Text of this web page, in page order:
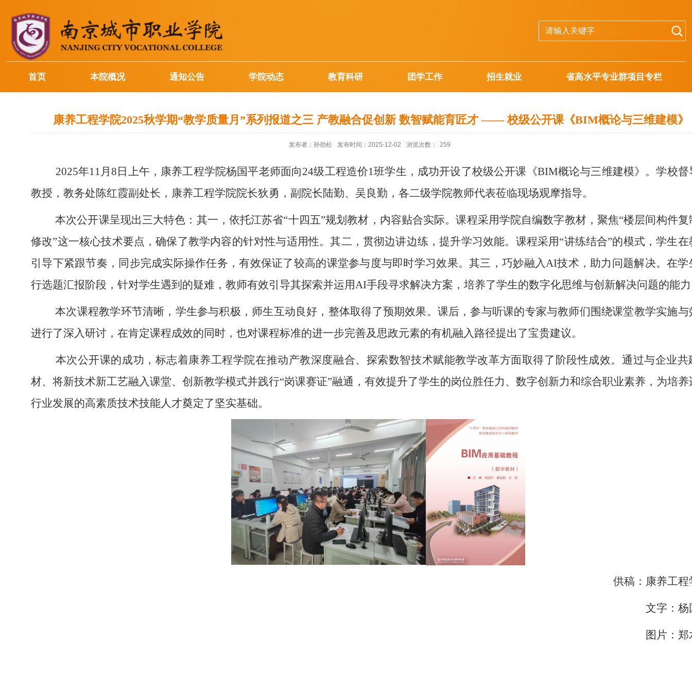
首页 本院概况 通知公告 学院动态 教育科研 团学工作 招生就业 省高水平专业群项目专栏
康养工程学院2025秋学期“教学质量月”系列报道之三 产教融合促创新 数智赋能育匠才 —— 校级公开课《BIM概论与三维建模》
发布者：孙劲松 发布时间：2025-12-02 浏览次数： 259
2025年11月8日上午，康养工程学院杨国平老师面向24级工程造价1班学生，成功开设了校级公开课《BIM概论与三维建模》。学校督
教授，教务处陈红霞副处长，康养工程学院院长狄勇，副院长陆勤、吴良勤，各二级学院教师代表莅临现场观摩指导。
本次公开课呈现出三大特色：其一，依托江苏省“十四五”规划教材，内容贴合实际。课程采用学院自编数字教材，聚焦“楼层间构件复
修改”这一核心技术要点，确保了教学内容的针对性与适用性。其二，贯彻边讲边练，提升学习效能。课程采用“讲练结合”的模式，学生在
引导下紧跟节奏，同步完成实际操作任务，有效保证了较高的课堂参与度与即时学习效果。其三，巧妙融入AI技术，助力问题解决。在学
行选题汇报阶段，针对学生遇到的疑难，教师有效引导其探索并运用AI手段寻求解决方案，培养了学生的数字化思维与创新解决问题的能
本次课程教学环节清晰，学生参与积极，师生互动良好，整体取得了预期效果。课后，参与听课的专家与教师们围绕课堂教学实施与
进行了深入研讨，在肯定课程成效的同时，也对课程标准的进一步完善及思政元素的有机融入路径提出了宝贵建议。
本次公开课的成功，标志着康养工程学院在推动产教深度融合、探索数智技术赋能教学改革方面取得了阶段性成效。通过与企业共
材、将新技术新工艺融入课堂、创新教学模式并践行“岗课赛证”融通，有效提升了学生的岗位胜任力、数字创新力和综合职业素养，为培养
行业发展的高素质技术技能人才奠定了坚实基础。
供稿：康养工程
文字：杨
图片：郑水